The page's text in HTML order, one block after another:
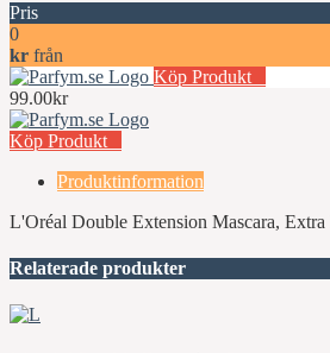
Pris
0
kr från
Köp Produkt
99.00kr
Köp Produkt
Produktinformation
L'Oréal Double Extension Mascara,
Relaterade produkter